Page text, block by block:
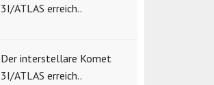
3I/ATLAS erreich..
Der interstellare Komet
3I/ATLAS erreich..